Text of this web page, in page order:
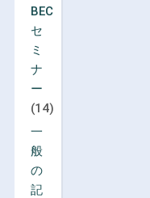
BEC
セ
ミ
ナ
ー
(14)
一
般
の
記